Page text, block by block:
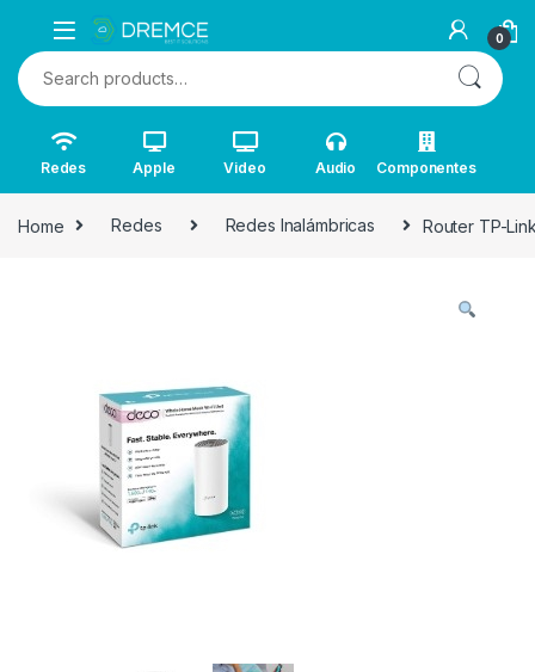
0
Search for:
Redes Apple Video Audio Componentes
Home Redes Redes Inalámbricas Router TP-